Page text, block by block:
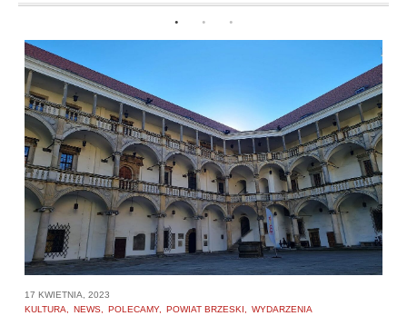
17 KWIETNIA, 2023
KULTURA
NEWS POLECAMY POWIAT BRZESKI WYDARZENIA